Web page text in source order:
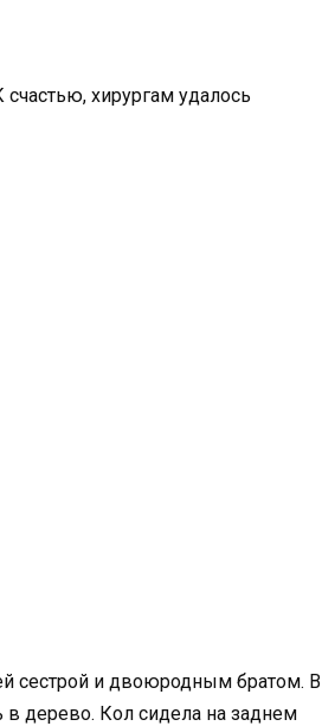
хирургам удалось
сестрой и двоюродным братом. В
дерево. Кол сидела на заднем